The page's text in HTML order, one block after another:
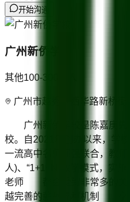
开始沟通
广州新侨学校
其他100-300人
广州市越秀区西华路新桥街1
广州新侨学校是陈嘉庚先生
校。自2021年创办以来，学
一流高中名师强强联合，教
人)、“1+1+N”教学模式，
老师 都会受到非常多的
越完善的薪酬福利机制 享